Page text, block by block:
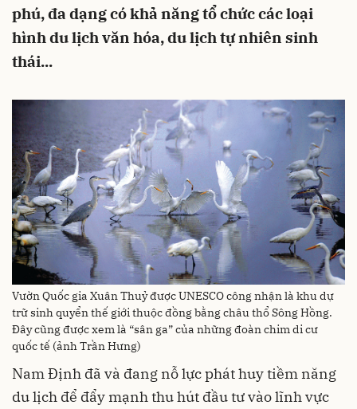
phú, đa dạng có khả năng tổ chức các loại
hình du lịch văn hóa, du lịch tự nhiên sinh
thái...
Vườn Quốc gia Xuân Thuỷ được UNESCO công nhận là khu dự
trữ sinh quyển thế giới thuộc đồng bằng châu thổ Sông Hồng.
Đây cũng được xem là “sân ga” của những đoàn chim di cư
quốc tế (ảnh Trần Hưng)
Nam Định đã và đang nỗ lực phát huy tiềm năng
du lịch để đẩy mạnh thu hút đầu tư vào lĩnh vực
Hủy